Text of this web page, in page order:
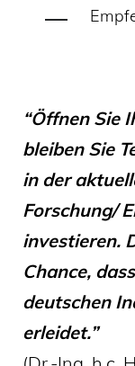
“Öffnen Sie
bleiben Sie
in der
Forschung/
investieren.
Chance,
deutschen
erleidet.”